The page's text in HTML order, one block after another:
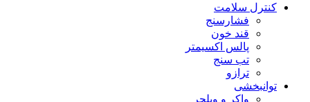
کنترل سلامت
فشارسنج
قند خون
پالس اکسیمتر
تب سنج
ترازو
توانبخشی
واکر و ویلچر